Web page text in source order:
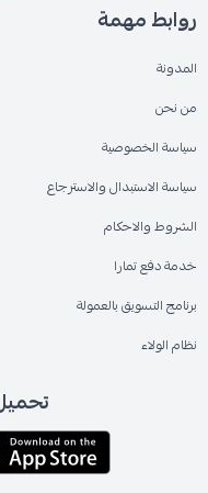
روابط مهمة
المدونة
من نحن
سياسة الخصوصية
سياسة الاستبدال والاسترجاع
الشروط والاحكام
خدمة دفع تمارا
برنامج التسويق بالعمولة
نظام الولاء